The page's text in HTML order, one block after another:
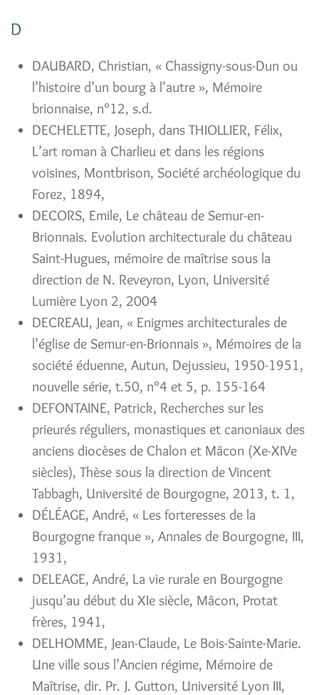
D
DAUBARD, Christian, « Chassigny-sous-Dun ou
l’histoire d’un bourg à l’autre », Mémoire
brionnaise, n°12, s.d.
DECHELETTE, Joseph, dans THIOLLIER, Félix,
L’art roman à Charlieu et dans les régions
voisines, Montbrison, Société archéologique du
Forez, 1894,
DECORS, Emile, Le château de Semur-en-
Brionnais. Evolution architecturale du château
Saint-Hugues, mémoire de maîtrise sous la
direction de N. Reveyron, Lyon, Université
Lumière Lyon 2, 2004
DECREAU, Jean, « Enigmes architecturales de
l’église de Semur-en-Brionnais », Mémoires de la
société éduenne, Autun, Dejussieu, 1950-1951,
nouvelle série, t.50, n°4 et 5, p. 155-164
DEFONTAINE, Patrick, Recherches sur les
prieurés réguliers, monastiques et canoniaux des
anciens diocèses de Chalon et Mâcon (Xe-XIVe
siècles), Thèse sous la direction de Vincent
Tabbagh, Université de Bourgogne, 2013, t. 1,
DÉLÉAGE, André, « Les forteresses de la
Bourgogne franque », Annales de Bourgogne, III,
1931,
DELEAGE, André, La vie rurale en Bourgogne
jusqu’au début du XIe siècle, Mâcon, Protat
frères, 1941,
DELHOMME, Jean-Claude, Le Bois-Sainte-Marie.
Une ville sous l’Ancien régime, Mémoire de
Maîtrise, dir. Pr. J. Gutton, Université Lyon III,